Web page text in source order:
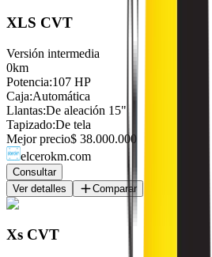
XLS CVT
Versión intermedia
0km
Potencia:107 HP
Caja:Automática
Llantas:De aleación 15"
Tapizado:De tela
Mejor precio$ 38.000.000
elcerokm.com
Consultar
Ver detalles
Comparar
Xs CVT